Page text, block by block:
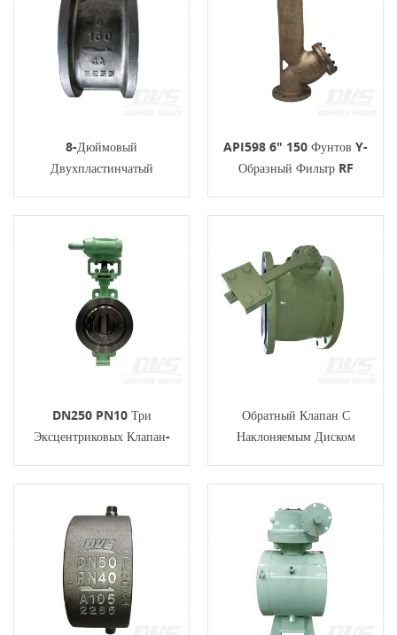
8-Дюймовый
Двухпластинчатый
API598 6" 150 Фунтов Y-
Образный Фильтр RF
DN250 PN10 Три
Эксцентриковых Клапан-
Обратный Клапан С
Наклоняемым Диском